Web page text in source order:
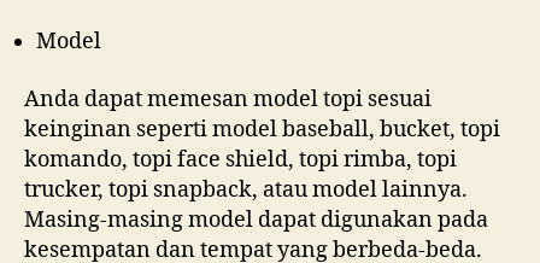
Model
Anda dapat memesan model topi sesuai
keinginan seperti model baseball, bucket, topi
komando, topi face shield, topi rimba, topi
trucker, topi snapback, atau model lainnya.
Masing-masing model dapat digunakan pada
kesempatan dan tempat yang berbeda-beda.